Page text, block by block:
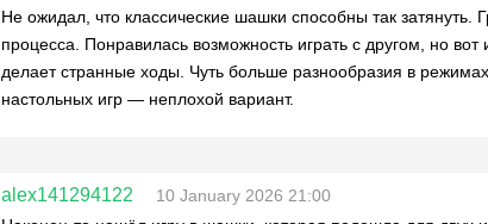
Не ожидал, что классические шашки способны так затянуть.
процесса. Понравилась возможность играть с другом, но
делает странные ходы. Чуть больше разнообразия в
настольных игр — неплохой вариант.
alex141294122
10 January 2026 21:00